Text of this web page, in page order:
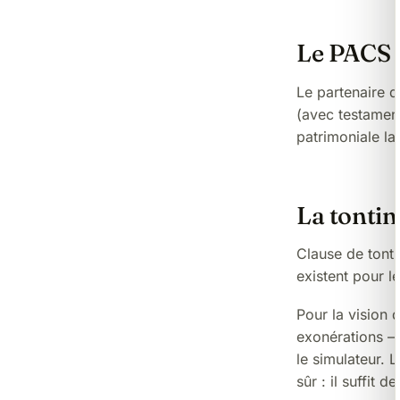
Le
Le partenaire
(avec
patrimoniale
La
Clause de
existent pour
Pour la vision
exonérations
le simulateur. La
sûr : il suffit